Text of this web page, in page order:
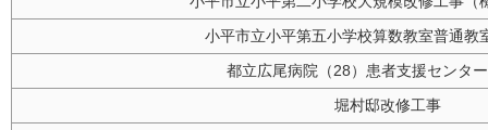
小平市立小平第五小学校算数教室普通教
都立広尾病院（28）患者支援センタ
堀村邸改修工事